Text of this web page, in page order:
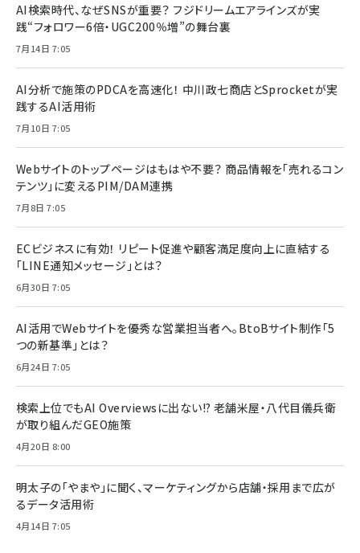
AI検索時代、なぜSNSが重要？ フジドリームエアラインズが実
践“フォロワー6倍・UGC200％増”の舞台裏
7月14日 7:05
AI分析で施策のPDCAを高速化！ 中川政七商店とSprocketが実
践するAI活用術
7月10日 7:05
Webサイトのトップページはもはや不要？ 商品情報を「売れるコン
テンツ」に変えるPIM/DAM連携
7月8日 7:05
ECビジネスに有効！ リピート促進や顧客満足度向上に直結する
「LINE通知メッセージ」とは？
6月30日 7:05
AI活用でWebサイトを優秀な営業担当者へ。BtoBサイト制作「5
つの新基準」とは？
6月24日 7:05
検索上位でもAI Overviewsに出ない!? 老舗米屋・八代目儀兵衛
が取り組んだGEO施策
4月20日 8:00
明太子の「やまや」に聞く、マーケティングから店舗・採用まで広が
るデータ活用術
4月14日 7:05